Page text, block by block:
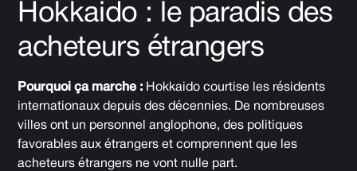
Hokkaido : le paradis des
acheteurs étrangers
Pourquoi ça marche : Hokkaido courtise les résidents
internationaux depuis des décennies. De nombreuses
villes ont un personnel anglophone, des politiques
favorables aux étrangers et comprennent que les
acheteurs étrangers ne vont nulle part.